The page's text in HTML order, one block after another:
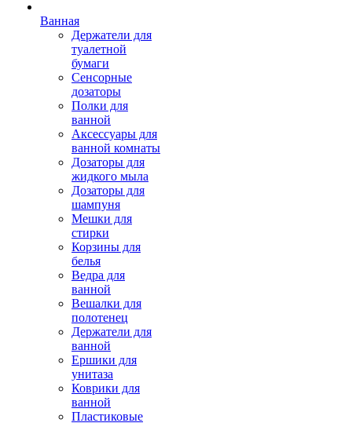
Ванная
Держатели для
туалетной
бумаги
Сенсорные
дозаторы
Полки для
ванной
Аксессуары для
ванной комнаты
Дозаторы для
жидкого мыла
Дозаторы для
шампуня
Мешки для
стирки
Корзины для
белья
Ведра для
ванной
Вешалки для
полотенец
Держатели для
ванной
Ершики для
унитаза
Коврики для
ванной
Пластиковые